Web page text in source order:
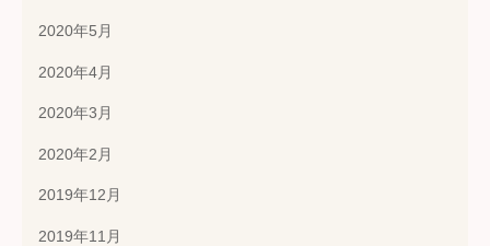
2020年5月
2020年4月
2020年3月
2020年2月
2019年12月
2019年11月